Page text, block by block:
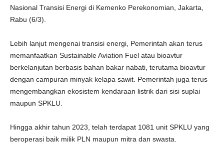
Nasional Transisi Energi di Kemenko Perekonomian, Jakarta,
Rabu (6/3).
Lebih lanjut mengenai transisi energi, Pemerintah akan terus
memanfaatkan Sustainable Aviation Fuel atau bioavtur
berkelanjutan berbasis bahan bakar nabati, terutama bioavtur
dengan campuran minyak kelapa sawit. Pemerintah juga terus
mengembangkan ekosistem kendaraan listrik dari sisi suplai
maupun SPKLU.
Hingga akhir tahun 2023, telah terdapat 1081 unit SPKLU yang
beroperasi baik milik PLN maupun mitra dan swasta.